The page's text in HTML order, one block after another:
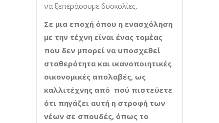
να ξεπεράσουμε δυσκολίες.
Σε μια εποχή όπου η ενασχόληση
με την τέχνη είναι ένας τομέας
που δεν μπορεί να υποσχεθεί
σταθερότητα και ικανοποιητικές
οικονομικές απολαβές, ως
καλλιτέχνης από πού πιστεύετε
ότι πηγάζει αυτή η στροφή των
νέων σε σπουδές, όπως το